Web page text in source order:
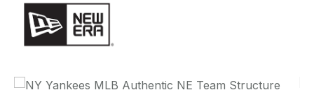
Bildergalerie überspringen